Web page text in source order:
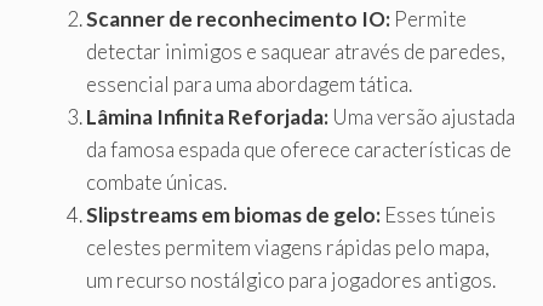
Scanner de reconhecimento IO: Permite
detectar inimigos e saquear através de paredes,
essencial para uma abordagem tática.
Lâmina Infinita Reforjada: Uma versão ajustada
da famosa espada que oferece características de
combate únicas.
Slipstreams em biomas de gelo: Esses túneis
celestes permitem viagens rápidas pelo mapa,
um recurso nostálgico para jogadores antigos.